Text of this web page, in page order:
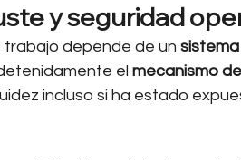
y seguridad
trabajo depende de un
el mecanismo
incluso si ha estado